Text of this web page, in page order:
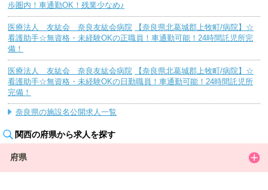
歩圏内！車通勤OK！残業少なめ♪
医療法人 友紘会 奈良友紘会病院
【奈良県北葛城郡上牧町/病院】☆
看護助手☆無資格・未経験OKの正職員！車通勤可能！24時間託児所完
備！
医療法人 友紘会 奈良友紘会病院
【奈良県北葛城郡上牧町/病院】☆
看護助手☆無資格・未経験OKの日勤職員！車通勤可能！24時間託児所
完備！
奈良県の施設名公開求人一覧
関西の府県から求人を探す
府県